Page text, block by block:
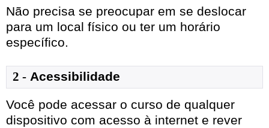
Não precisa se preocupar em se deslocar
para um local físico ou ter um horário
específico.
2 - Acessibilidade
Você pode acessar o curso de qualquer
dispositivo com acesso à internet e rever